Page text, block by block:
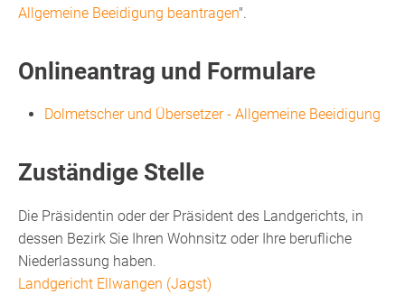
Allgemeine Beeidigung beantragen".
Onlineantrag und Formulare
Dolmetscher und Übersetzer - Allgemeine Beeidigung
Zuständige Stelle
Die Präsidentin oder der Präsident des Landgerichts, in
dessen Bezirk Sie Ihren Wohnsitz oder Ihre berufliche
Niederlassung haben.
Landgericht Ellwangen (Jagst)